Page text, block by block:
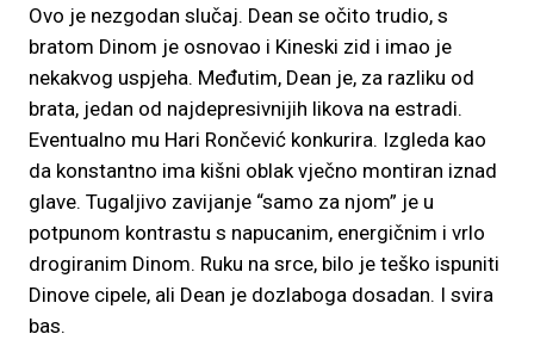
Ovo je nezgodan slučaj. Dean se očito trudio, s
bratom Dinom je osnovao i Kineski zid i imao je
nekakvog uspjeha. Međutim, Dean je, za razliku od
brata, jedan od najdepresivnijih likova na estradi.
Eventualno mu Hari Rončević konkurira. Izgleda kao
da konstantno ima kišni oblak vječno montiran iznad
glave. Tugaljivo zavijanje “samo za njom” je u
potpunom kontrastu s napucanim, energičnim i vrlo
drogiranim Dinom. Ruku na srce, bilo je teško ispuniti
Dinove cipele, ali Dean je dozlaboga dosadan. I svira
bas.